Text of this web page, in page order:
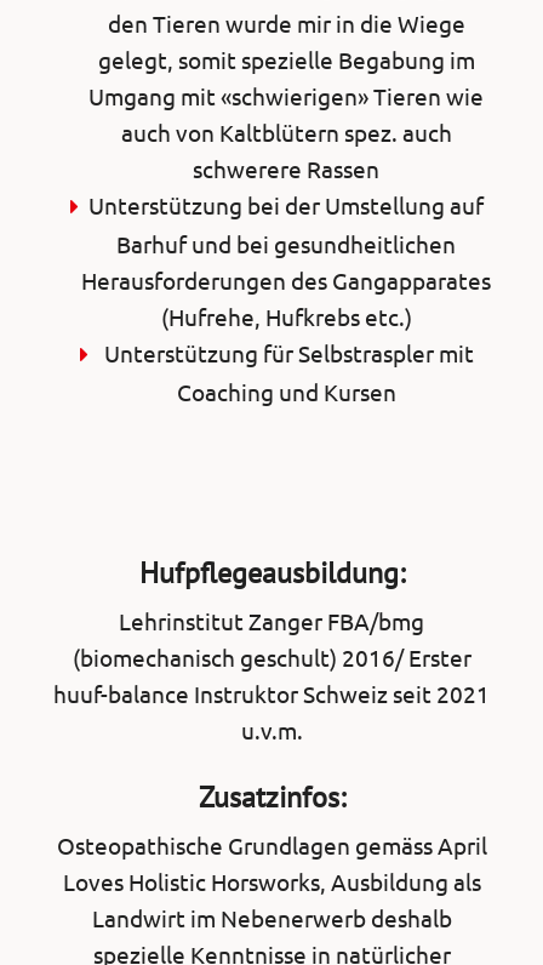
den Tieren wurde mir in die Wiege
gelegt, somit spezielle Begabung im
Umgang mit «schwierigen» Tieren wie
auch von Kaltblütern spez. auch
schwerere Rassen
Unterstützung bei der Umstellung auf
Barhuf und bei gesundheitlichen
Herausforderungen des Gangapparates
(Hufrehe, Hufkrebs etc.)
Unterstützung für Selbstraspler mit
Coaching und Kursen
Hufpflegeausbildung:
Lehrinstitut Zanger FBA/bmg
(biomechanisch geschult) 2016/ Erster
huuf-balance Instruktor Schweiz seit 2021
u.v.m.
Zusatzinfos:
Osteopathische Grundlagen gemäss April
Loves Holistic Horsworks, Ausbildung als
Landwirt im Nebenerwerb deshalb
spezielle Kenntnisse in natürlicher